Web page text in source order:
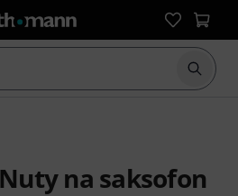
na saksofon